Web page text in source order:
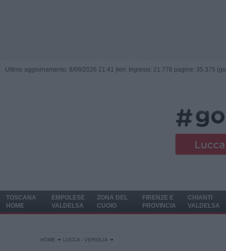
Ultimo aggiornamento: 8/08/2026 21:41 | ieri: Ingressi: 21.776 pagine: 35.375
TOSCANA
HOME
EMPOLESE
VALDELSA
ZONA DEL
CUOIO
FIRENZE E
PROVINCIA
CHIANTI
VALDELSA
HOME LUCCA - VERSILIA